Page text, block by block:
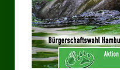
Landtagswahl Sachsen-
Kommunalwahl
Bürgerschaftswahl